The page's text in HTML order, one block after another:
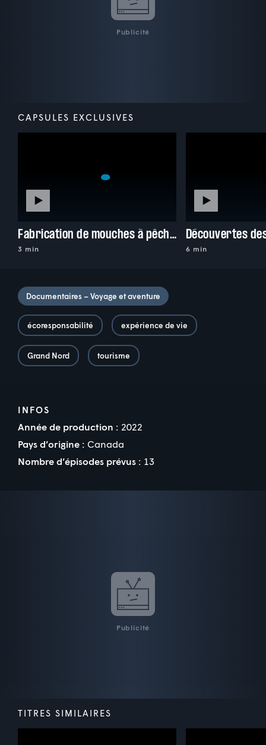
Publicité
CAPSULES EXCLUSIVES
Fabrication de mouches à pêche avec Macéo
3 min 6 min
Documentaires – Voyage et aventure
écoresponsabilité expérience de vie
Grand Nord tourisme
INFOS
Année de production : 2022
Pays d’origine : Canada
Nombre d’épisodes prévus : 13
Publicité
TITRES SIMILAIRES